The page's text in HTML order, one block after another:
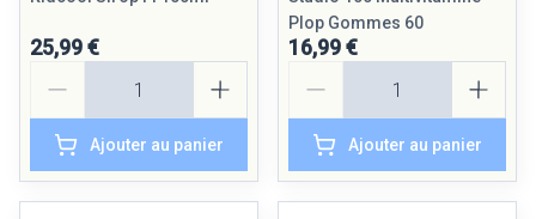
25,99 €
Ajouter au panier
Plop Gommes 60
16,99 €
Ajouter au panier